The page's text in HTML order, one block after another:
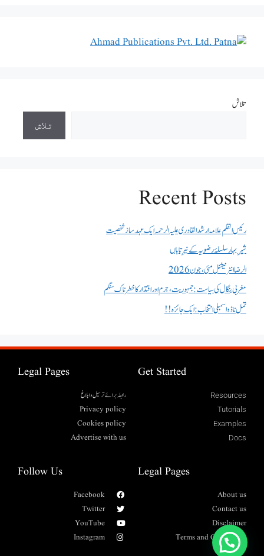
تلاش
تلاش
Recent Posts
رئیس القلم علامہ ارشد القادری علیہ الرحمہ ایک عہد ساز شخصیت
شیرِ بہار سلسلۂ رضویہ کے نیرِ تاباں
الرضا انٹر نیشنل مئی، جون 2026
مغربی بنگال کی سیاست:جمہوریت، جرم اور اقتدار کا خطرناک سنگم
تمل ناڈو اسمبلی انتخاب : ایک جائزہ !!
Get Started
Resources
Tutorials
Examples
Docs
Legal Pages
رابطہ برائے ترسیل وابلاغ
Privacy policy
Cookies policy
Advertise with us
Legal Pages
About us
Contact us
Disclaimer
Terms and Conditions
Follow Us
Facebook
Twitter
YouTube
Instagram
واٹس ایپ پیغام بھیجیں۔